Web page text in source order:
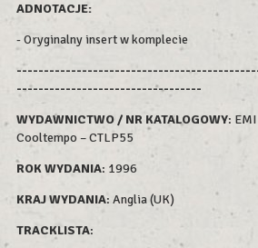
ADNOTACJE:
- Oryginalny insert w komplecie
----------------------------------
WYDAWNICTWO / NR KATALOGOWY:
Cooltempo – CTLP55
ROK WYDANIA: 1996
KRAJ WYDANIA: Anglia (UK)
TRACKLISTA: